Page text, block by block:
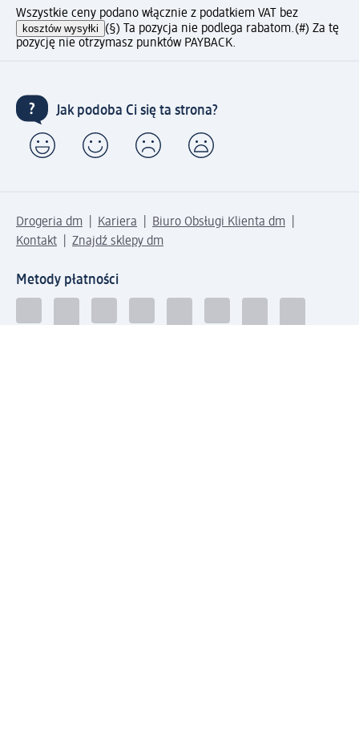
Wszystkie ceny podano włącznie z podatkiem VAT bez
kosztów wysyłki (§) Ta pozycja nie podlega rabatom.(#) Za tę
pozycję nie otrzymasz punktów PAYBACK.
Jak podoba Ci się ta strona?
Drogeria dm Kariera
Biuro Obsługi Klienta dm
Kontakt
Znajdź sklepy dm
Metody płatności